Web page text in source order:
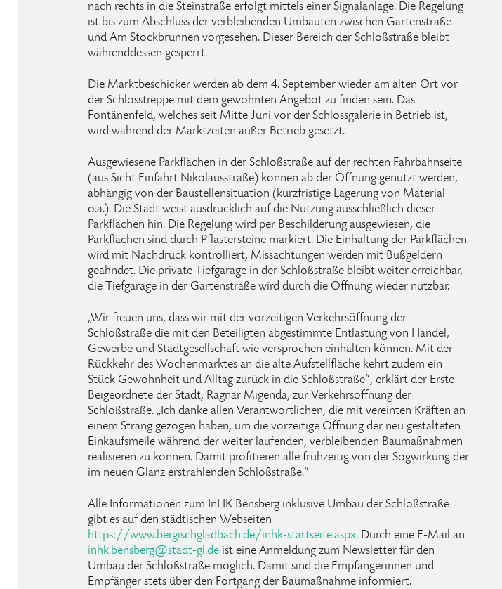
nach rechts in die Steinstraße erfolgt mittels einer Signalanlage. Die Regelung
ist bis zum Abschluss der verbleibenden Umbauten zwischen Gartenstraße
und Am Stockbrunnen vorgesehen. Dieser Bereich der Schloßstraße bleibt
währenddessen gesperrt.
Die Marktbeschicker werden ab dem 4. September wieder am alten Ort vor
der Schlosstreppe mit dem gewohnten Angebot zu finden sein. Das
Fontänenfeld, welches seit Mitte Juni vor der Schlossgalerie in Betrieb ist,
wird während der Marktzeiten außer Betrieb gesetzt.
Ausgewiesene Parkflächen in der Schloßstraße auf der rechten Fahrbahnseite
(aus Sicht Einfahrt Nikolausstraße) können ab der Öffnung genutzt werden,
abhängig von der Baustellensituation (kurzfristige Lagerung von Material
o.ä.). Die Stadt weist ausdrücklich auf die Nutzung ausschließlich dieser
Parkflächen hin. Die Regelung wird per Beschilderung ausgewiesen, die
Parkflächen sind durch Pflastersteine markiert. Die Einhaltung der Parkflächen
wird mit Nachdruck kontrolliert, Missachtungen werden mit Bußgeldern
geahndet. Die private Tiefgarage in der Schloßstraße bleibt weiter erreichbar,
die Tiefgarage in der Gartenstraße wird durch die Öffnung wieder nutzbar.
„Wir freuen uns, dass wir mit der vorzeitigen Verkehrsöffnung der
Schloßstraße die mit den Beteiligten abgestimmte Entlastung von Handel,
Gewerbe und Stadtgesellschaft wie versprochen einhalten können. Mit der
Rückkehr des Wochenmarktes an die alte Aufstellfläche kehrt zudem ein
Stück Gewohnheit und Alltag zurück in die Schloßstraße“, erklärt der Erste
Beigeordnete der Stadt, Ragnar Migenda, zur Verkehrsöffnung der
Schloßstraße. „Ich danke allen Verantwortlichen, die mit vereinten Kräften an
einem Strang gezogen haben, um die vorzeitige Öffnung der neu gestalteten
Einkaufsmeile während der weiter laufenden, verbleibenden Baumaßnahmen
realisieren zu können. Damit profitieren alle frühzeitig von der Sogwirkung der
im neuen Glanz erstrahlenden Schloßstraße.“
Alle Informationen zum InHK Bensberg inklusive Umbau der Schloßstraße
gibt es auf den städtischen Webseiten
https://www.bergischgladbach.de/inhk-startseite.aspx. Durch eine E-Mail an
inhk.bensberg@stadt-gl.de ist eine Anmeldung zum Newsletter für den
Umbau der Schloßstraße möglich. Damit sind die Empfängerinnen und
Empfänger stets über den Fortgang der Baumaßnahme informiert.